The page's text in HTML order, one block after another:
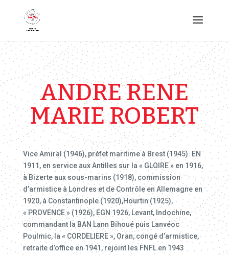
ANDRE RENE
MARIE ROBERT
Vice Amiral (1946), préfet maritime à Brest (1945). EN
1911, en service aux Antilles sur la « GLOIRE » en 1916,
à Bizerte aux sous-marins (1918), commission
d’armistice à Londres et de Contrôle en Allemagne en
1920, à Constantinople (1920),Hourtin (1925),
« PROVENCE » (1926), EGN 1926, Levant, Indochine,
commandant la BAN Lann Bihoué puis Lanvéoc
Poulmic, la « CORDELIERE », Oran, congé d’armistice,
retraite d’office en 1941, rejoint les FNFL en 1943